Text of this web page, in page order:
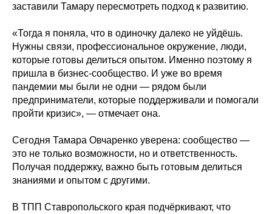
заставили Тамару пересмотреть подход к развитию.
«Тогда я поняла, что в одиночку далеко не уйдёшь.
Нужны связи, профессиональное окружение, люди,
которые готовы делиться опытом. Именно поэтому я
пришла в бизнес-сообщество. И уже во время
пандемии мы были не одни — рядом были
предприниматели, которые поддерживали и помогали
пройти кризис», — отмечает она.
Сегодня Тамара Овчаренко уверена: сообщество —
это не только возможности, но и ответственность.
Получая поддержку, важно быть готовым делиться
знаниями и опытом с другими.
В ТПП Ставропольского края подчёркивают, что